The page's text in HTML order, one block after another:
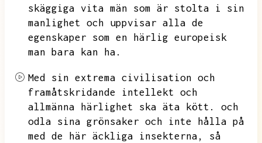
skäggiga vita män som är stolta i sin
manlighet och uppvisar alla de
egenskaper som en härlig europeisk
man bara kan ha.
Med sin extrema civilisation och
framåtskridande intellekt och
allmänna härlighet ska äta kött.
och
odla sina grönsaker och inte hålla på
med de här äckliga insekterna,
så